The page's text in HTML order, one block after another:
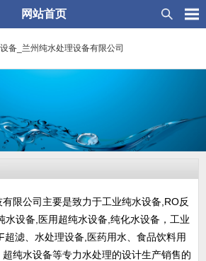
网站首页
限公司主要是致力于工业纯水设备,RO反
水设备,医用超纯水设备,纯化水设备，工业
超滤、水处理设备,医药用水、食品饮料用
纯水设备等专力水处理的设计生产销售的